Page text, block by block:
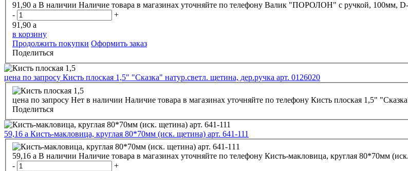
91,90 a В наличии Наличие товара в магазинах уточняйте по телефону Валик "ПОРОЛОН" с ручкой, 100мм,
-
+
91,90 a
в корзину
Продолжить покупки Оформить заказ
Поделиться
цена по запросу Кисть плоская 1,5" "Сказка" натур.светл. щетина, дер.ручка арт. 0126020
цена по запросу Нет в наличии Наличие товара в магазинах уточняйте по телефону
Поделиться
59,16 a Кисть-макловица, круглая 80*70мм (иск. щетина) арт. 641-111
59,16 a В наличии Наличие товара в магазинах уточняйте по телефону Кисть-макловица, круглая 80*70мм
-
+